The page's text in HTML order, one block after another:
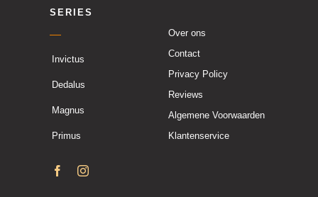
SERIES
Invictus
Dedalus
Magnus
Primus
Over ons
Contact
Privacy Policy
Reviews
Algemene Voorwaarden
Klantenservice